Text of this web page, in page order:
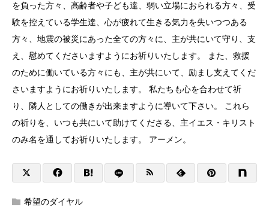
を負った方々、高齢者や子ども達、 弱い立場におられる方々、受
験を控えている学生達、 心が疲れて生きる気力を失いつつある
方々、 地震の被災にあった全ての方々に、主が共にいて守り、支
え、 慰めてくださいますようにお祈りいたします。 また、救援
のために働いている方々にも、主が共にいて、 励まし支えてくだ
さいますようにお祈りいたします。 私たちも心を合わせて祈
り、
隣人としての働きが出来ますように導いて下さい。 これら
の祈りを、いつも共にいて助けてくださる、主イエス・ キリスト
のみ名を通してお祈りいたします。 アーメン。
希望のダイヤル